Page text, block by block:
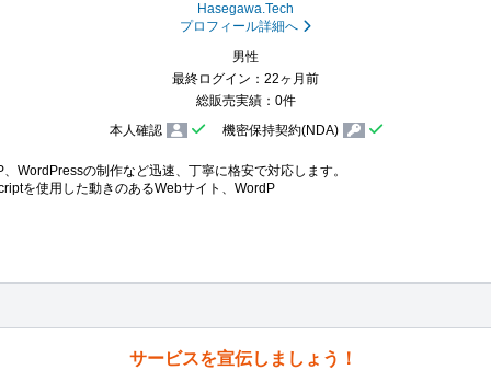
Hasegawa.Tech
プロフィール詳細へ
男性
最終ログイン：22ヶ月前
総販売実績：0件
本人確認
機密保持契約(NDA)
WordPressの制作など迅速、丁寧に格安で対応します。
を使用した動きのあるWebサイト、WordP
サービスを宣伝しましょう！